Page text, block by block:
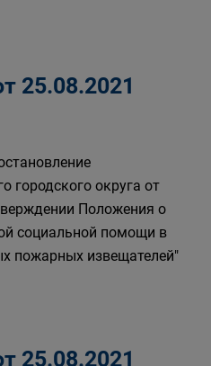
25.08.2021
городского округа от
Положения о
социальной помощи в
пожарных извещателей"
25.08.2021